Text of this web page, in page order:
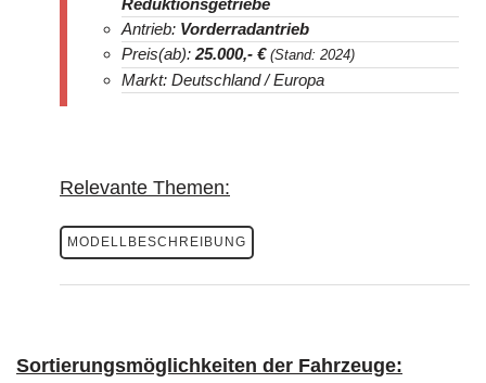
Antrieb: Vorderradantrieb
Preis(ab): 25.000,- € (Stand: 2024)
Markt: Deutschland / Europa
Relevante Themen:
MODELLBESCHREIBUNG
Sortierungsmöglichkeiten der Fahrzeuge: